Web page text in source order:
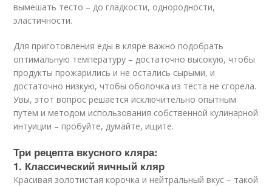
вымешать тесто – до гладкости, однородности,
эластичности.
Для приготовления еды в кляре важно подобрать
оптимальную температуру – достаточно высокую, чтобы
продукты прожарились и не остались сырыми, и
достаточно низкую, чтобы оболочка из теста не сгорела.
Увы, этот вопрос решается исключительно опытным
путем и методом использования собственной кулинарной
интуиции – пробуйте, думайте, ищите.
Три рецепта вкусного кляра:
1. Классический яичный кляр
Красивая золотистая корочка и нейтральный вкус – такой